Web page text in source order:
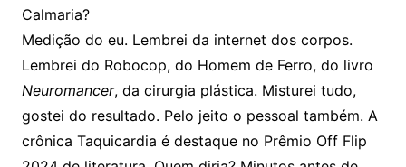
Calmaria?
Medição do eu. Lembrei da internet dos corpos.
Lembrei do Robocop, do Homem de Ferro, do livro
Neuromancer, da cirurgia plástica. Misturei tudo,
gostei do resultado. Pelo jeito o pessoal também. A
crônica Taquicardia é destaque no Prêmio Off Flip